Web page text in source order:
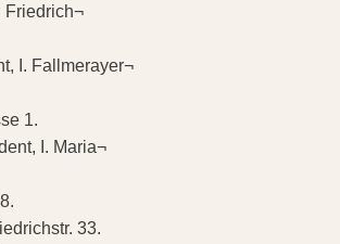
Friedrich¬
I. Fallmerayer¬
1.
I. Maria¬
33.